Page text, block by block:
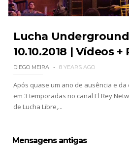
Lucha Underground
10.10.2018 | Vídeos
DIEGO MEIRA 8 YEARS AGO
Após quase um ano de ausência e
em 3 temporadas no canal El Rey
de Lucha Libre,...
Mensagens antigas